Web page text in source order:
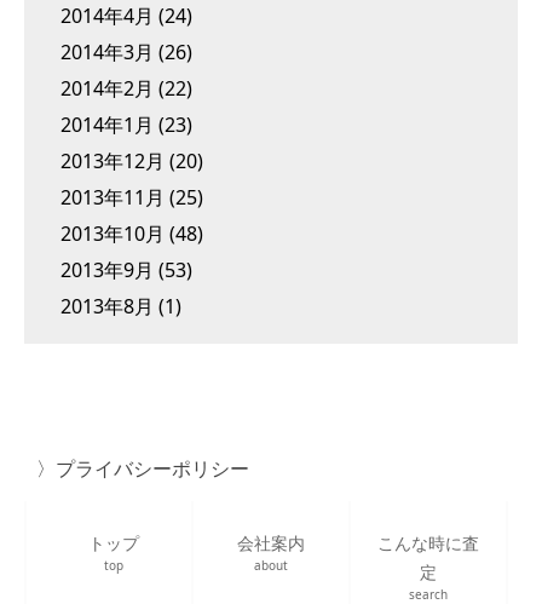
2014年4月 (24)
2014年3月 (26)
2014年2月 (22)
2014年1月 (23)
2013年12月 (20)
2013年11月 (25)
2013年10月 (48)
2013年9月 (53)
2013年8月 (1)
プライバシーポリシー
トップ
top
会社案内
about
こんな時に査
定
search